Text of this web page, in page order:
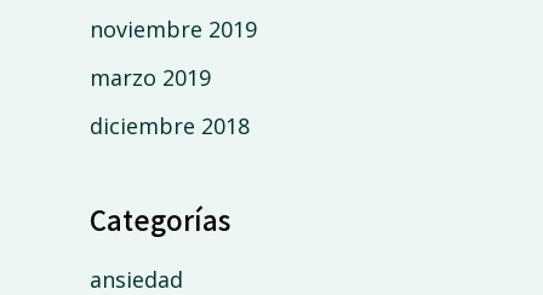
noviembre 2019
marzo 2019
diciembre 2018
Categorías
ansiedad